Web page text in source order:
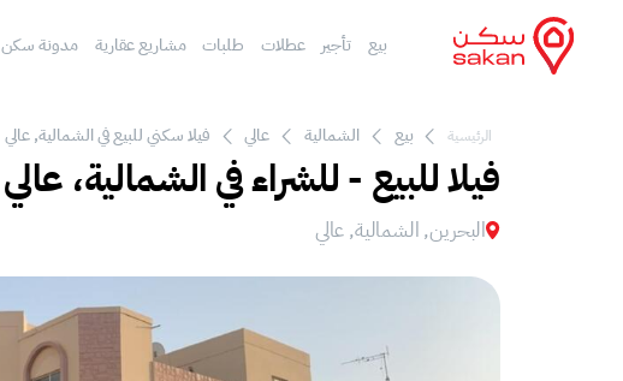
بيع تأجير عطلات طلبات مشاريع عقارية مدونة سكن
الرئيسية بيع الشمالية عالي فيلا سكني للبيع في الشمالية, عالي
فيلا للبيع - للشراء في الشمالية، عالي
البحرين, الشمالية, عالي